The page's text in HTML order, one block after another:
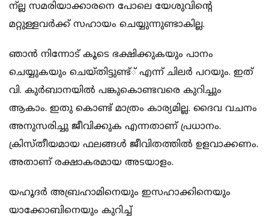
ന്ല്ല സമരിയാക്കാരനെ പോലെ യേശുവിന്റെ
മറ്റുള്ളവര്‍ക്ക് സഹായം ചെയ്യുന്നുണ്ടാകില്ല.
ഞാന്‍ നിന്നോട് കൂടെ ഭക്ഷിക്കുകയും പാനം
ചെയ്യുകയും ചെയ്തിട്ടുണ്ട്് എന്ന് ചിലര്‍ പറയും. ഇത്
വി. കുര്‍ബാനയില്‍ പങ്കുകൊണ്ടവരെ കുറിച്ചും
ആകാം. ഇതു കൊണ്ട് മാത്രം കാര്യമില്ല. ദൈവ വചനം
അനുസരിച്ചു ജീവിക്കുക എന്നതാണ് പ്രധാനം.
ക്രിസ്തീയമായ ഫലങ്ങള്‍ ജീവിതത്തില്‍ ഉളവാക്കണം.
അതാണ് രക്ഷാകരമായ അടയാളം.
യഹൂദര്‍ അബ്രഹാമിനെയും ഇസഹാക്കിനെയും
യാക്കോബിനെയും കുറിച്ച്